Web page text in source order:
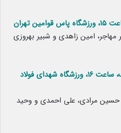
تهران
امین زاهدی و شبیر بهروزی
فولاد خوزستان – آلومینیوم اراک، ساعت ۱۶، ورزشگاه شهدای فولاد
مرادی، علی احمدی و وحید